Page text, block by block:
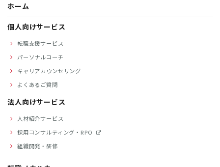
ホーム
個人向けサービス
転職支援サービス
パーソナルコーチ
キャリアカウンセリング
よくあるご質問
法人向けサービス
人材紹介サービス
採用コンサルティング・RPO
組織開発・研修